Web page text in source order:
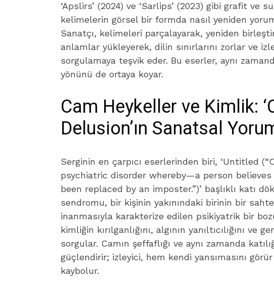
‘Apslirs’ (2024) ve ‘Sarlips’ (2023) gibi grafit ve
kelimelerin görsel bir formda nasıl yeniden
Sanatçı, kelimeleri parçalayarak, yeniden
anlamlar yükleyerek, dilin sınırlarını zorlar ve
sorgulamaya teşvik eder. Bu eserler, aynı
yönünü de ortaya koyar.
Cam Heykeller ve Kimlik:
Delusion’ın Sanatsal
Serginin en çarpıcı eserlerinden biri, ‘Untitled
psychiatric disorder whereby—a person
been replaced by an imposter.”)’ başlıklı katı
sendromu, bir kişinin yakınındaki birinin bir
inanmasıyla karakterize edilen psikiyatrik bir
kimliğin kırılganlığını, algının yanıltıcılığını ve
sorgular. Camın şeffaflığı ve aynı zamanda
güçlendirir; izleyici, hem kendi yansımasını
kaybolur.